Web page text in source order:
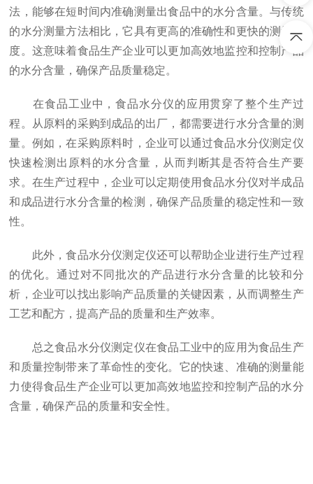
法，能够在短时间内准确测量出食品中的水分含量。与传统
的水分测量方法相比，它具有更高的准确性和更快的测量速
度。这意味着食品生产企业可以更加高效地监控和控制产品
的水分含量，确保产品质量稳定。
在食品工业中，食品水分仪的应用贯穿了整个生产过
程。从原料的采购到成品的出厂，都需要进行水分含量的测
量。例如，在采购原料时，企业可以通过食品水分仪测定仪
快速检测出原料的水分含量，从而判断其是否符合生产要
求。在生产过程中，企业可以定期使用食品水分仪对半成品
和成品进行水分含量的检测，确保产品质量的稳定性和一致
性。
此外，食品水分仪测定仪还可以帮助企业进行生产过程
的优化。通过对不同批次的产品进行水分含量的比较和分
析，企业可以找出影响产品质量的关键因素，从而调整生产
工艺和配方，提高产品的质量和生产效率。
总之食品水分仪测定仪在食品工业中的应用为食品生产
和质量控制带来了革命性的变化。它的快速、准确的测量能
力使得食品生产企业可以更加高效地监控和控制产品的水分
含量，确保产品的质量和安全性。